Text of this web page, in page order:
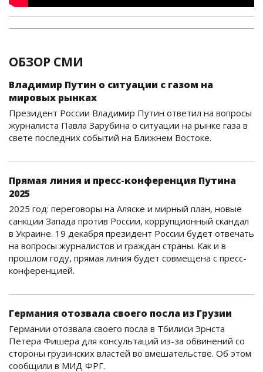
ОБЗОР СМИ
Владимир Путин о ситуации с газом на
мировых рынках
Президент России Владимир Путин ответил на вопросы
журналиста Павла Зарубина о ситуации на рынке газа в
свете последних событий на Ближнем Востоке.
Прямая линия и пресс-конференция Путина
2025
2025 год: переговоры на Аляске и мирный план, новые
санкции Запада против России, коррупционный скандал
в Украине. 19 декабря президент России будет отвечать
на вопросы журналистов и граждан страны. Как и в
прошлом году, прямая линия будет совмещена с пресс-
конференцией.
Германия отозвала своего посла из Грузии
Германии отозвала своего посла в Тбилиси Эрнста
Петера Фишера для консультаций из-за обвинений со
стороны грузинских властей во вмешательстве. Об этом
сообщили в МИД ФРГ.